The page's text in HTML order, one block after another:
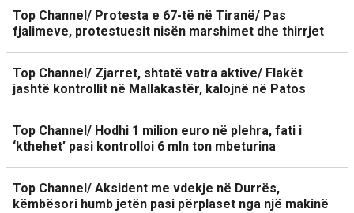
Top Channel/ Protesta e 67-të në Tiranë/ Pas
fjalimeve, protestuesit nisën marshimet dhe thirrjet
Top Channel/ Zjarret, shtatë vatra aktive/ Flakët
jashtë kontrollit në Mallakastër, kalojnë në Patos
Top Channel/ Hodhi 1 milion euro në plehra, fati i
‘kthehet’ pasi kontrolloi 6 mln ton mbeturina
Top Channel/ Aksident me vdekje në Durrës,
këmbësori humb jetën pasi përplaset nga një makinë